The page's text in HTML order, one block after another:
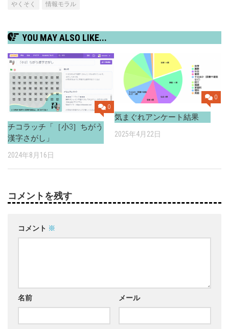
やくそく
情報モラル
YOU MAY ALSO LIKE...
0
チコラッチ「［小3］ちがう
漢字さがし」
2024年8月16日
0
気まぐれアンケート結果
2025年4月22日
コメントを残す
コメント ※
名前 メール